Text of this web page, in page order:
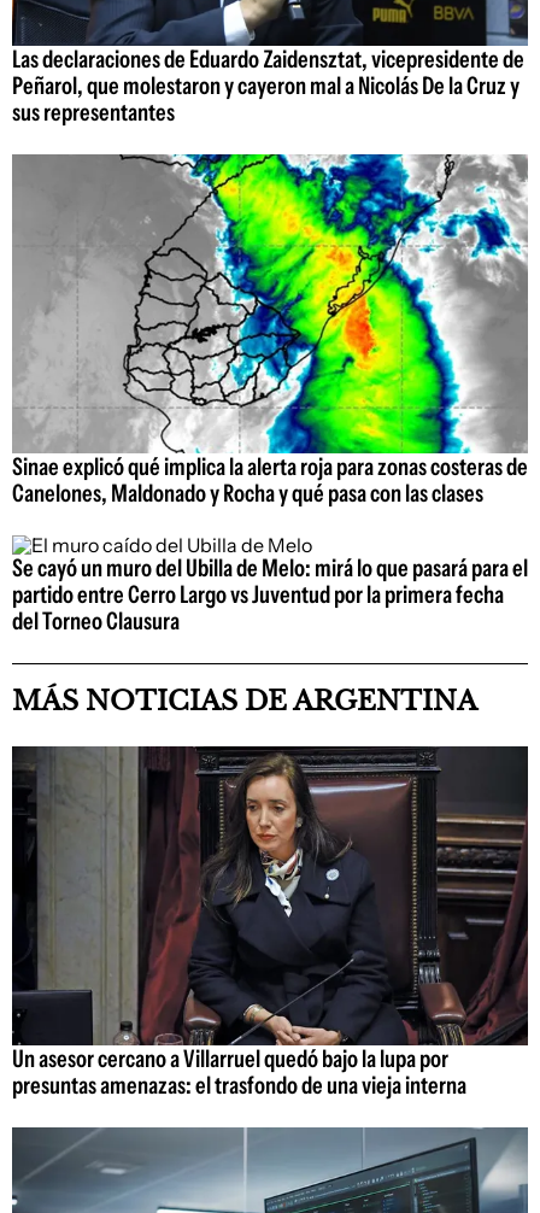
Las declaraciones de Eduardo Zaidensztat, vicepresidente de
Peñarol, que molestaron y cayeron mal a Nicolás De la Cruz y
sus representantes
Sinae explicó qué implica la alerta roja para zonas costeras de
Canelones, Maldonado y Rocha y qué pasa con las clases
Se cayó un muro del Ubilla de Melo: mirá lo que pasará para el
partido entre Cerro Largo vs Juventud por la primera fecha
del Torneo Clausura
MÁS NOTICIAS DE ARGENTINA
Un asesor cercano a Villarruel quedó bajo la lupa por
presuntas amenazas: el trasfondo de una vieja interna